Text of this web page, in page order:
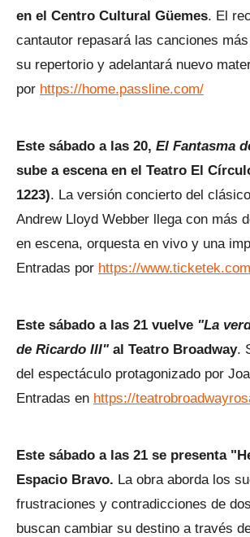
en el Centro Cultural Güemes. El
cantautor repasará las canciones
su repertorio y adelantará nuevo
por https://home.passline.com/
Este sábado a las 20, El Fantasma
sube a escena en el Teatro El
1223). La versión concierto del
Andrew Lloyd Webber llega con más
en escena, orquesta en vivo y una
Entradas por https://
Este sábado a las 21 vuelve "La
de Ricardo III" al Teatro Broadway.
del espectáculo protagonizado por
Entradas en https://
Este sábado a las 21 se presenta
Espacio Bravo. La obra aborda los
frustraciones y contradicciones de
buscan cambiar su destino a través